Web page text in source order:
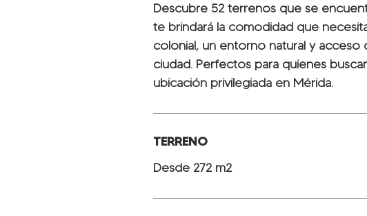
Descubre 52 terrenos que se
te brindará la comodidad que
colonial, un entorno natural y acceso
ciudad. Perfectos para quienes
ubicación privilegiada en Mérida.
TERRENO
Desde 272 m2